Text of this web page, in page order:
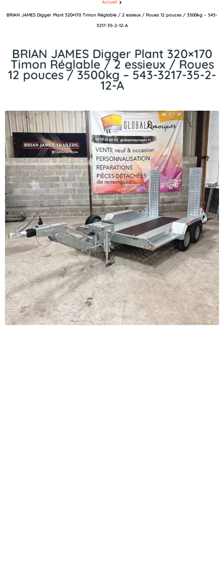
BRIAN JAMES Digger Plant 320×170
Timon Réglable / 2 essieux / Roues
12 pouces / 3500kg – 543-3217-35-2-
12-A
Accueil
BRIAN JAMES Digger Plant 320×170 Timon Réglable / 2 essieux / Roues 12 pouces / 3500kg – 543-
3217-35-2-12-A